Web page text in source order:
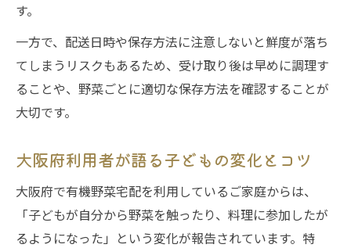
す。
一方で、配送日時や保存方法に注意しないと鮮度が落ち
てしまうリスクもあるため、受け取り後は早めに調理す
ることや、野菜ごとに適切な保存方法を確認することが
大切です。
大阪府利用者が語る子どもの変化とコツ
大阪府で有機野菜宅配を利用しているご家庭からは、
「子どもが自分から野菜を触ったり、料理に参加したが
るようになった」という変化が報告されています。特